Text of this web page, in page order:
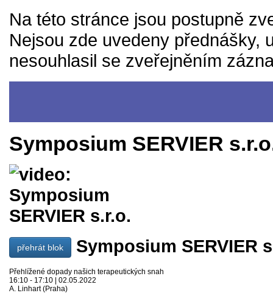
Na této stránce jsou postupně
Nejsou zde uvedeny přednášky,
nesouhlasil se zveřejněním
Symposium SERVIER
přehrát blok Symposium SERVIER
Přehlížené dopady našich terapeutických snah
16:10 - 17:10 | 02.05.2022
A. Linhart (Praha)